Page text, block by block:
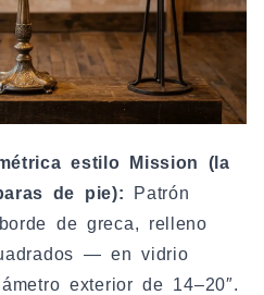
estilo Mission (la
de pie): Patrón
de greca, relleno
— en vidrio
exterior de 14–20″.